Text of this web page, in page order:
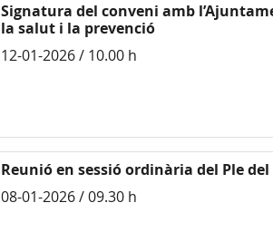
Signatura del conveni amb
la salut i la prevenció
12-01-2026 / 10.00 h
Reunió en sessió ordinària del Ple
08-01-2026 / 09.30 h